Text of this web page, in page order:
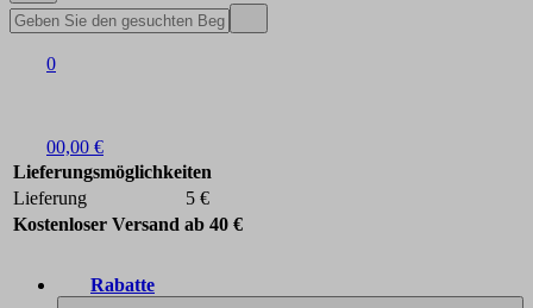
0
00,00 €
Lieferungsmöglichkeiten
Lieferung
5 €
Kostenloser Versand ab 40 €
Rabatte